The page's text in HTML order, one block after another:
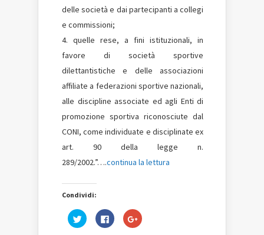
delle società e dai partecipanti a collegi
e commissioni;
quelle rese, a fini istituzionali, in
favore di società sportive
dilettantistiche e delle associazioni
affiliate a federazioni sportive nazionali,
alle discipline associate ed agli Enti di
promozione sportiva riconosciute dal
CONI, come individuate e disciplinate ex
art. 90 della legge n.
289/2002.”….continua la lettura
Condividi:
Fai
clic
Fai
clic
Fai
clic